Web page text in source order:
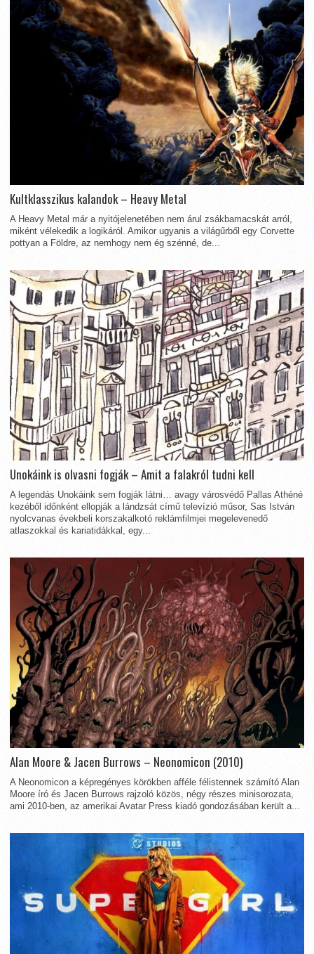
Kultklasszikus kalandok – Heavy Metal
A Heavy Metal már a nyitójelenetében nem árul zsákbamacskát arról,
miként vélekedik a logikáról. Amikor ugyanis a világűrből egy Corvette
pottyan a Földre, az nemhogy nem ég szénné, de...
Unokáink is olvasni fogják – Amit a falakról tudni kell
A legendás Unokáink sem fogják látni… avagy városvédő Pallas Athéné
kezéből időnként ellopják a lándzsát című televízió műsor, Sas István
nyolcvanas évekbeli korszakalkotó reklámfilmjei megelevenedő
atlaszokkal és kariatidákkal, egy...
Alan Moore & Jacen Burrows – Neonomicon (2010)
A Neonomicon a képregényes körökben afféle félistennek számító Alan
Moore író és Jacen Burrows rajzoló közös, négy részes minisorozata,
ami 2010-ben, az amerikai Avatar Press kiadó gondozásában került a...